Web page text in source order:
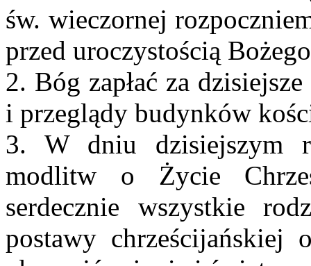
św. wieczornej
przed uroczystością
2. Bóg zapłać za
i przeglądy budynków
3. W dniu dzisiejszym
modlitw o Życie
serdecznie wszystkie
postawy chrześcijańskiej